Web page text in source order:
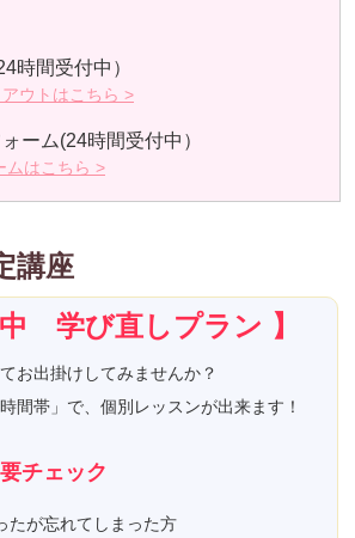
時間受付中）
ウトはこちら >
ーム(24時間受付中）
ムはこちら >
講座
中 学び直しプラン 】
お出掛けしてみませんか？
間帯」で、個別レッスンが出来ます！
チェック
が忘れてしまった方